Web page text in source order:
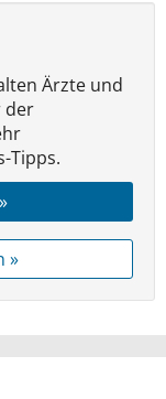
Ärzte und
der
Tipps.
»